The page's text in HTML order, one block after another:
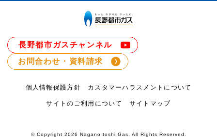
長野都市ガスチャンネル
お問合わせ・資料請求
個人情報保護方針 カスタマーハラスメントについて
サイトのご利用について サイトマップ
© Copyright 2026 Nagano toshi Gas. All Rights Reserved.